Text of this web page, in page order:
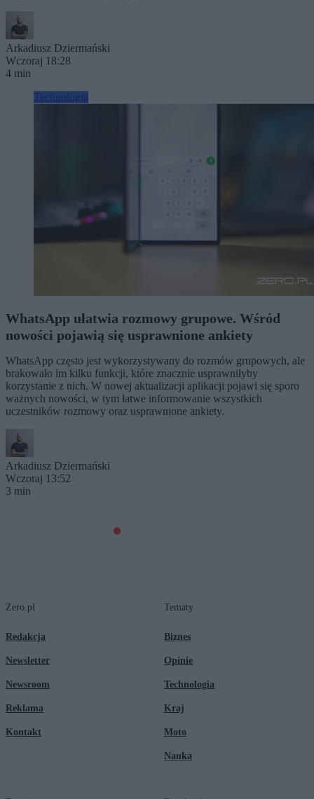
Arkadiusz Dziermański
Wczoraj 18:28
4 min
Technologia
WhatsApp ułatwia rozmowy grupowe. Wśród
nowości pojawią się usprawnione ankiety
WhatsApp często jest wykorzystywany do rozmów grupowych, ale
brakowało im kilku funkcji, które znacznie usprawniłyby
korzystanie z nich. W nowej aktualizacji aplikacji pojawi się sporo
ważnych nowości, w tym łatwe informowanie wszystkich
uczestników rozmowy oraz usprawnione ankiety.
Arkadiusz Dziermański
Wczoraj 13:52
3 min
Zero.pl
Redakcja
Newsletter
Newsroom
Reklama
Kontakt
Tematy
Biznes
Opinie
Technologia
Kraj
Moto
Nauka